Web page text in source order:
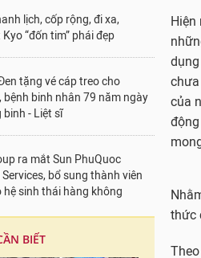
lịch, cốp rộng, đi xa,
“đốn tim” phái đẹp
tặng vé cáp treo cho
binh nhân 79 năm ngày
- Liệt sĩ
ra mắt Sun PhuQuoc
bổ sung thành viên
hệ sinh thái hàng không
BIẾT
Hiện
của